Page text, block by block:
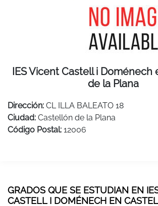
IES Vicent Castell i Doménech
de la Plana
Dirección: CL ILLA BALEATO 18
Ciudad: Castellón de la Plana
Código Postal: 12006
GRADOS QUE SE ESTUDIAN EN
CASTELL I DOMÉNECH EN